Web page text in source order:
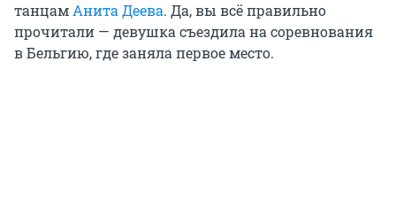
танцам Анита Деева. Да, вы всё правильно
прочитали — девушка съездила на соревнования
в Бельгию, где заняла первое место.